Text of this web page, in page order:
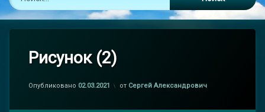
Законодательство
Рисунок (2)
Опубликовано 02.03.2021 от Сергей Александрович